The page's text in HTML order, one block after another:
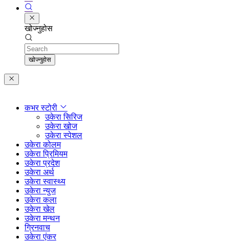
खोज्नुहोस
Search
खोज्नुहोस
कभर स्टोरी
उकेरा सिरिज
उकेरा खोज
उकेरा स्पेशल
उकेरा कोलम
उकेरा प्रिमियम
उकेरा प्रदेश
उकेरा अर्थ
उकेरा स्वास्थ्य
उकेरा न्युज
उकेरा कला
उकेरा खेल
उकेरा मन्थन
ग्रिनवाच
उकेरा एंकर